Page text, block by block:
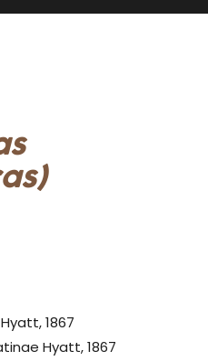
1867
Hyatt, 1867